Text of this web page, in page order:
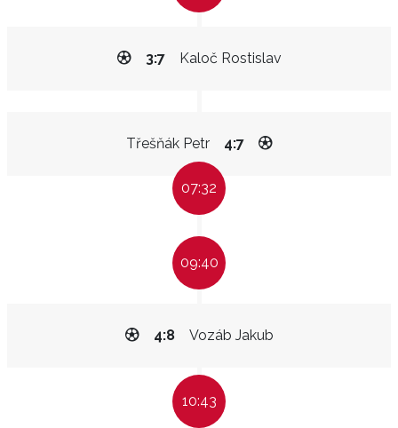
Kaloč Rostislav
3:7
Třešňák Petr 4:7
07:32
09:40
Vozáb Jakub
4:8
10:43